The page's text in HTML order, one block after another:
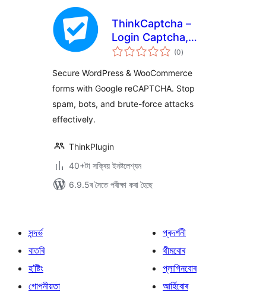
ThinkCaptcha –
Login Captcha,
Register Captcha &
reCAPTCHA
(0টা
মুঠ)
Secure WordPress & WooCommerce
forms with Google reCAPTCHA. Stop
spam, bots, and brute-force attacks
effectively.
ThinkPlugin
40+টা সক্ৰিয় ইনষ্টলেশ্যন
6.9.5ৰ সৈতে পৰীক্ষা কৰা হৈছে
সন্দৰ্ভ
বাতৰি
হ’ষ্টিং
গোপনীয়তা
প্ৰদৰ্শনী
থীমবোৰ
প্লাগিনবোৰ
আৰ্হিবোৰ